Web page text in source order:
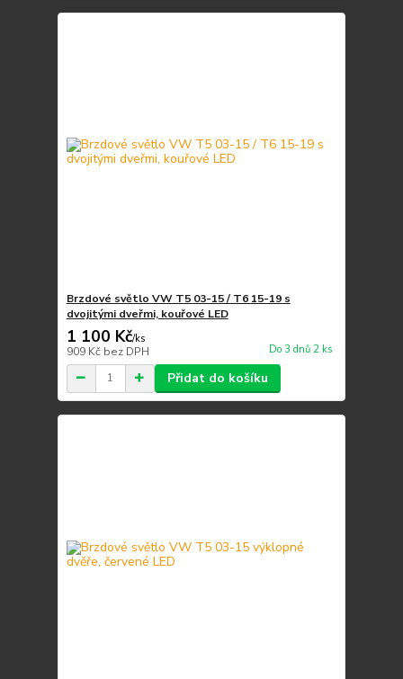
Brzdové světlo VW T5 03-15 / T6 15-19 s
dvojitými dveřmi, kouřové LED
1 100 Kč/ks
909 Kč bez DPH Do 3 dnů 2 ks
Přidat do košíku